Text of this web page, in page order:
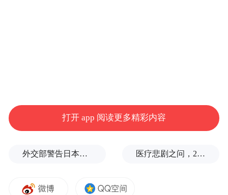
打开 app 阅读更多精彩内容
外交部警告日本：不要再次走向历史的被告席 医疗悲剧之问，2岁半患儿身亡，医生获刑1年